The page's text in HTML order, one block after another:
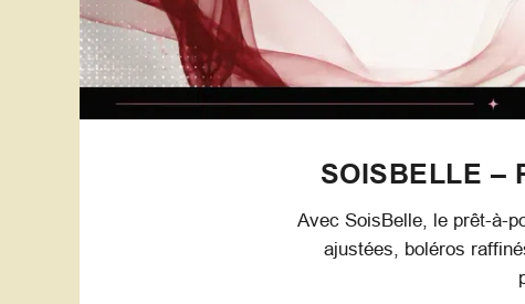
SOISBELLE –
Avec SoisBelle, le prêt-à-
ajustées, boléros